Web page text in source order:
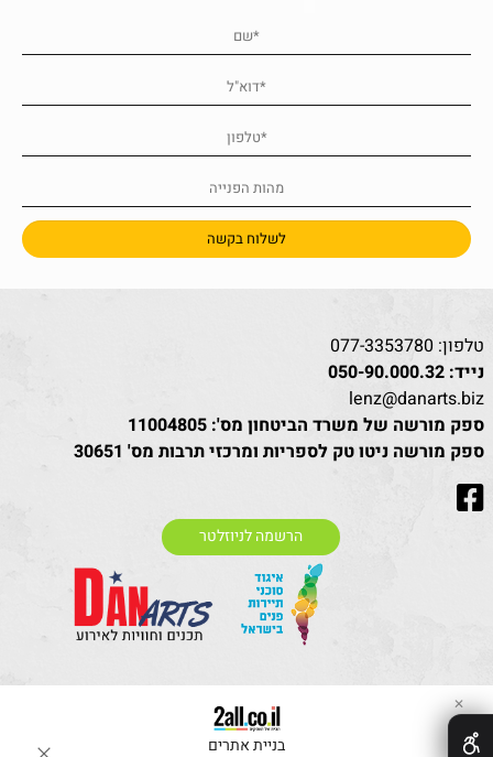
טלפון: 077-3353780
נייד: 050-90.000.32
lenz@danarts.biz
ספק מורשה של משרד הביטחון מס': 11004805
ספק מורשה ניטו טק לספריות ומרכזי תרבות מס' 30651
הרשמה לניוזלטר
בניית אתרים
✕